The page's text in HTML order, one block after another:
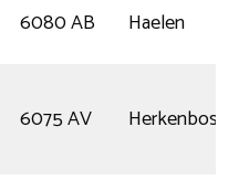
6080 AB
Haelen
6075 AV Herkenbosch